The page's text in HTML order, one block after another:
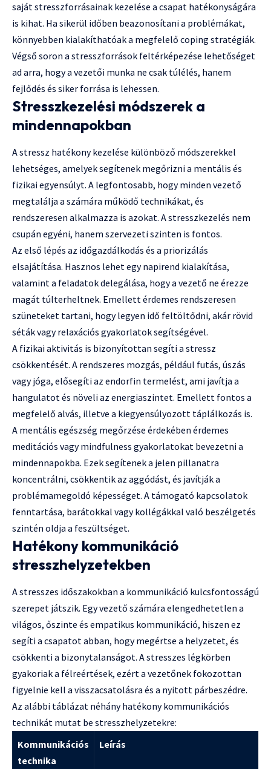
saját stresszforrásainak kezelése a csapat hatékonyságára
is kihat. Ha sikerül időben beazonosítani a problémákat,
könnyebben kialakíthatóak a megfelelő coping stratégiák.
Végső soron a stresszforrások feltérképezése lehetőséget
ad arra, hogy a vezetői munka ne csak túlélés, hanem
fejlődés és siker forrása is lehessen.
Stresszkezelési módszerek a
mindennapokban
A stressz hatékony kezelése különböző módszerekkel
lehetséges, amelyek segítenek megőrizni a mentális és
fizikai egyensúlyt. A legfontosabb, hogy minden vezető
megtalálja a számára működő technikákat, és
rendszeresen alkalmazza is azokat. A stresszkezelés nem
csupán egyéni, hanem szervezeti szinten is fontos.
Az első lépés az időgazdálkodás és a priorizálás
elsajátítása. Hasznos lehet egy napirend kialakítása,
valamint a feladatok delegálása, hogy a vezető ne érezze
magát túlterheltnek. Emellett érdemes rendszeresen
szüneteket tartani, hogy legyen idő feltöltődni, akár rövid
séták vagy relaxációs gyakorlatok segítségével.
A fizikai aktivitás is bizonyítottan segíti a stressz
csökkentését. A rendszeres mozgás, például futás, úszás
vagy jóga, elősegíti az endorfin termelést, ami javítja a
hangulatot és növeli az energiaszintet. Emellett fontos a
megfelelő alvás, illetve a kiegyensúlyozott táplálkozás is.
A mentális egészség megőrzése érdekében érdemes
meditációs vagy mindfulness gyakorlatokat bevezetni a
mindennapokba. Ezek segítenek a jelen pillanatra
koncentrálni, csökkentik az aggódást, és javítják a
problémamegoldó képességet. A támogató kapcsolatok
fenntartása, barátokkal vagy kollégákkal való beszélgetés
szintén oldja a feszültséget.
Hatékony kommunikáció
stresszhelyzetekben
A stresszes időszakokban a kommunikáció kulcsfontosságú
szerepet játszik. Egy vezető számára elengedhetetlen a
világos, őszinte és empatikus kommunikáció, hiszen ez
segíti a csapatot abban, hogy megértse a helyzetet, és
csökkenti a bizonytalanságot. A stresszes légkörben
gyakoriak a félreértések, ezért a vezetőnek fokozottan
figyelnie kell a visszacsatolásra és a nyitott párbeszédre.
Az alábbi táblázat néhány hatékony kommunikációs
technikát mutat be stresszhelyzetekre:
Kommunikációs
technika
Leírás